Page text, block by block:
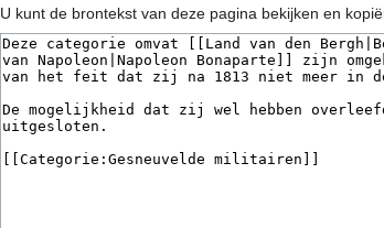
U kunt de brontekst van deze pagina bekijken en